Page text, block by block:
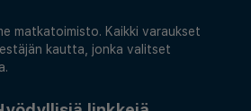
matkatoimisto. Kaikki varaukset
kautta, jonka valitset